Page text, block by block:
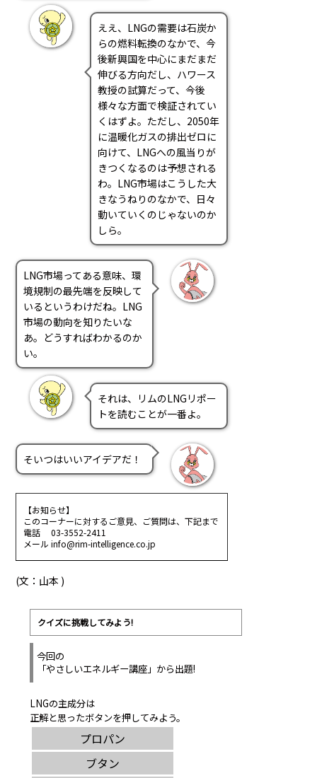
ええ、LNGの需要は石炭か
らの燃料転換のなかで、今
後新興国を中心にまだまだ
伸びる方向だし、ハワース
教授の試算だって、今後
様々な方面で検証されてい
くはずよ。ただし、2050年
に温暖化ガスの排出ゼロに
向けて、LNGへの風当りが
きつくなるのは予想される
わ。LNG市場はこうした大
きなうねりのなかで、日々
動いていくのじゃないのか
しら。
LNG市場ってある意味、環
境規制の最先端を反映して
いるというわけだね。LNG
市場の動向を知りたいな
あ。どうすればわかるのか
い。
それは、リムのLNGリポー
トを読むことが一番よ。
そいつはいいアイデアだ！
【お知らせ】
このコーナーに対するご意見、ご質問は、下記まで
電話 03-3552-2411
メール info@rim-intelligence.co.jp
(文：山本 )
クイズに挑戦してみよう!
今回の
「やさしいエネルギー講座」から出題!
LNGの主成分は
正解と思ったボタンを押してみよう。